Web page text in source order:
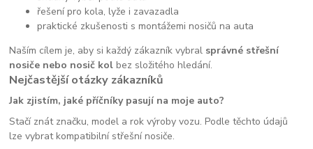
řešení pro kola, lyže i zavazadla
praktické zkušenosti s montážemi nosičů na auta
Naším cílem je, aby si každý zákazník vybral správné střešní
nosiče nebo nosič kol bez složitého hledání.
Nejčastější otázky zákazníků
Jak zjistím, jaké příčníky pasují na moje auto?
Stačí znát značku, model a rok výroby vozu. Podle těchto údajů
lze vybrat kompatibilní střešní nosiče.